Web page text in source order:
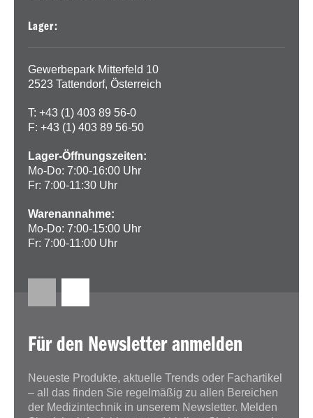
Lager:
Gewerbepark Mitterfeld 10
2523 Tattendorf, Österreich
T: +43 (1) 403 89 56-0
F: +43 (1) 403 89 56-50
Lager-Öffnungszeiten:
Mo-Do: 7:00-16:00 Uhr
Fr: 7:00-11:30 Uhr
Warenannahme:
Mo-Do: 7:00-15:00 Uhr
Fr: 7:00-11:00 Uhr
Für den Newsletter anmelden
Neueste Produkte, aktuelle Trends oder Fachartikel
– all das finden Sie regelmäßig zu allen Bereichen
der Medizintechnik in unserem Newsletter. Melden